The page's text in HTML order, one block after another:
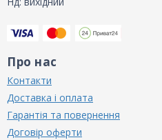
Про нас
Контакти
Доставка і оплата
Гарантія та повернення
Договір оферти